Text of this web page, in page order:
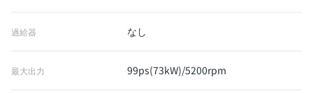
過給器 なし
最大出力 99ps(73kW)/5200rpm